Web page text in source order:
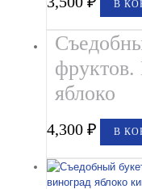
В
яблоко
4,300₽ В